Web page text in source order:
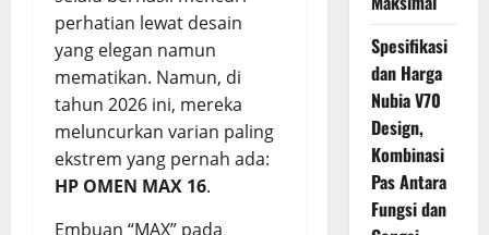
perhatian lewat desain
yang elegan namun
mematikan. Namun, di
tahun 2026 ini, mereka
meluncurkan varian paling
ekstrem yang pernah ada:
HP OMEN MAX 16.
Embuan “MAX” pada
Spesifikasi
dan Harga
Nubia V70
Design,
Kombinasi
Pas Antara
Fungsi dan